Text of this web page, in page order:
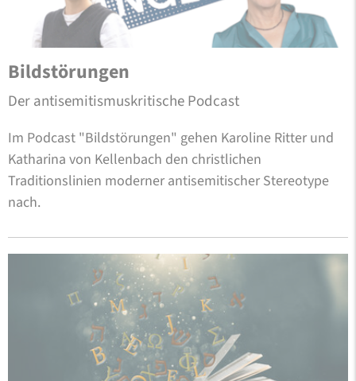
Bildstörungen
Der antisemitismuskritische Podcast
Im Podcast "Bildstörungen" gehen Karoline Ritter und
Katharina von Kellenbach den christlichen
Traditionslinien moderner antisemitischer Stereotype
nach.